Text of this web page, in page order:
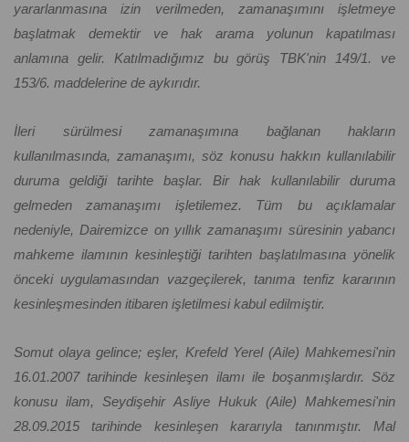
yararlanmasına izin verilmeden, zamanaşımını işletmeye
başlatmak demektir ve hak arama yolunun kapatılması
anlamına gelir. Katılmadığımız bu görüş TBK'nin 149/1. ve
153/6. maddelerine de aykırıdır.
İleri sürülmesi zamanaşımına bağlanan hakların
kullanılmasında, zamanaşımı, söz konusu hakkın kullanılabilir
duruma geldiği tarihte başlar. Bir hak kullanılabilir duruma
gelmeden zamanaşımı işletilemez. Tüm bu açıklamalar
nedeniyle, Dairemizce on yıllık zamanaşımı süresinin yabancı
mahkeme ilamının kesinleştiği tarihten başlatılmasına yönelik
önceki uygulamasından vazgeçilerek, tanıma tenfiz kararının
kesinleşmesinden itibaren işletilmesi kabul edilmiştir.
Somut olaya gelince; eşler, Krefeld Yerel (Aile) Mahkemesi'nin
16.01.2007 tarihinde kesinleşen ilamı ile boşanmışlardır. Söz
konusu ilam, Seydişehir Asliye Hukuk (Aile) Mahkemesi'nin
28.09.2015 tarihinde kesinleşen kararıyla tanınmıştır. Mal